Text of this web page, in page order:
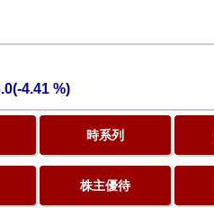
4.41 %)
時系列
株主優待